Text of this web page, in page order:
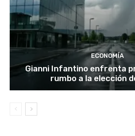
ECONOMÍA
Gianni Infantino enfrenta
rumbo a la elección